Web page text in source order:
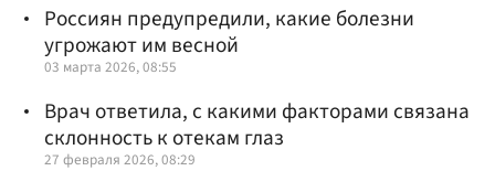
Россиян предупредили, какие болезни
угрожают им весной
03 марта 2026, 08:55
Врач ответила, с какими факторами связана
склонность к отекам глаз
27 февраля 2026, 08:29